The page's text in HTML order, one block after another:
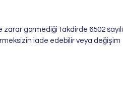
zarar görmediği takdirde 6502 sayılı
iade edebilir veya değişim